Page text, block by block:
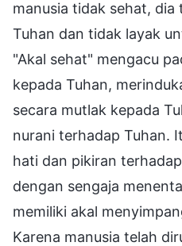
manusia tidak sehat, dia
Tuhan dan tidak layak
"Akal sehat" mengacu
kepada Tuhan,
secara mutlak kepada
nurani terhadap Tuhan.
hati dan pikiran
dengan sengaja
memiliki akal
Karena manusia telah